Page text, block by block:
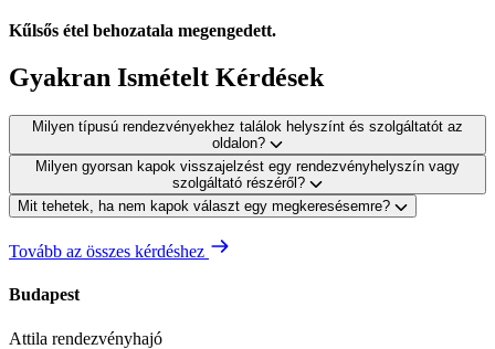
Kűlsős étel behozatala megengedett.
Gyakran Ismételt Kérdések
Milyen típusú rendezvényekhez találok helyszínt és szolgáltatót az
oldalon?
Milyen gyorsan kapok visszajelzést egy rendezvényhelyszín vagy
szolgáltató részéről?
Mit tehetek, ha nem kapok választ egy megkeresésemre?
Tovább az összes kérdéshez
Budapest
Attila rendezvényhajó